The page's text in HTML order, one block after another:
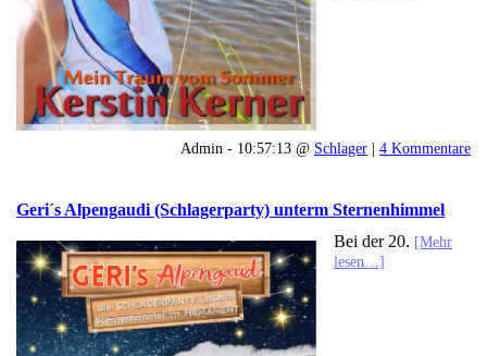
Admin - 10:57:13 @ Schlager | 4 Kommentare
Geri´s Alpengaudi (Schlagerparty) unterm Sternenhimmel
Bei der 20. [Mehr
lesen…]